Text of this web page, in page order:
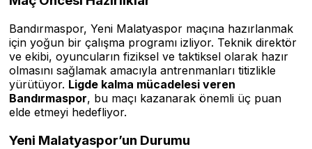
Bandırmaspor, Yeni Malatyaspor maçına hazırlanmak
için yoğun bir çalışma programı izliyor. Teknik direktör
ve ekibi, oyuncuların fiziksel ve taktiksel olarak hazır
olmasını sağlamak amacıyla antrenmanları titizlikle
yürütüyor. Ligde kalma mücadelesi veren
Bandırmaspor, bu maçı kazanarak önemli üç puan
elde etmeyi hedefliyor.
Yeni Malatyaspor’un Durumu